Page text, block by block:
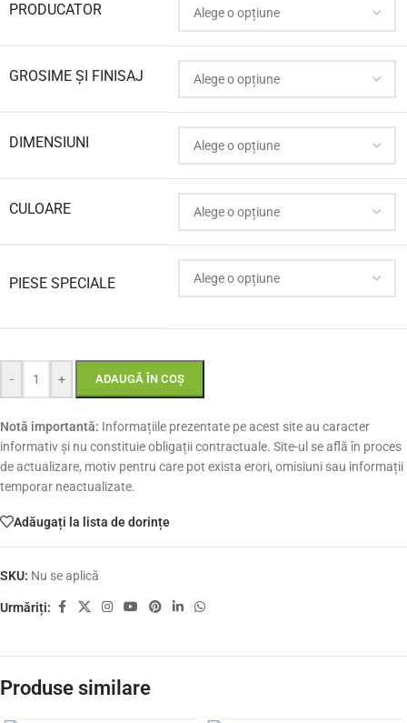
PRODUCATOR
GROSIME ȘI FINISAJ
DIMENSIUNI
CULOARE
PIESE SPECIALE
- + ADAUGĂ ÎN COȘ
Notă importantă: Informațiile prezentate pe acest site au caracter
informativ și nu constituie obligații contractuale. Site-ul se află în proces
de actualizare, motiv pentru care pot exista erori, omisiuni sau informații
temporar neactualizate.
Adăugați la lista de dorințe
SKU: Nu se aplică
Urmăriți:
Produse similare